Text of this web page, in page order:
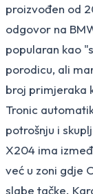
proizvođen od
odgovor na
popularan kao
porodicu, ali
broj primjeraka
Tronic
potrošnju i
X204 ima
već u zoni gdje
slabe tačke.